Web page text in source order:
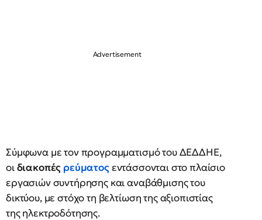
Σύμφωνα με τον προγραμματισμό του ΔΕΔΔΗΕ,
οιδιακοπές ρεύματοςεντάσσονται στο πλαίσιο
εργασιών συντήρησης και αναβάθμισης του
δικτύου, με στόχο τη βελτίωση της αξιοπιστίας
της ηλεκτροδότησης.